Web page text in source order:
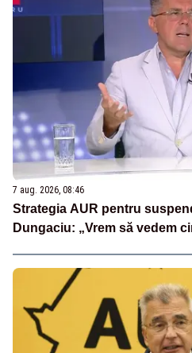
7 aug. 2026, 08:46
Strategia AUR pentru
Dungaciu: „Vrem să vedem